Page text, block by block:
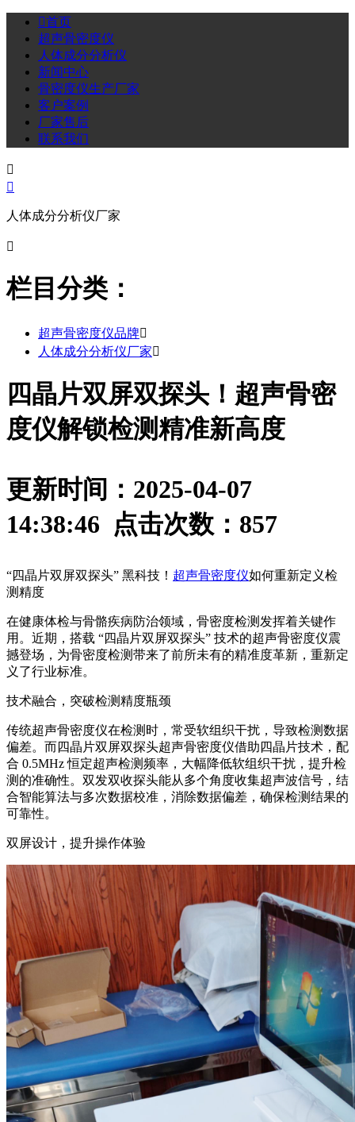
首页
超声骨密度仪
人体成分分析仪
新闻中心
骨密度仪生产厂家
客户案例
厂家售后
联系我们


人体成分分析仪厂家

栏目分类：
超声骨密度仪品牌
人体成分分析仪厂家
四晶片双屏双探头！超声骨密
度仪解锁检测精准新高度
更新时间：2025-04-07
14:38:46 点击次数： 857
“四晶片双屏双探头” 黑科技！ 超声骨密度仪如何重新定义检
测精度
在健康体检与骨骼疾病防治领域，骨密度检测发挥着关键作
用。近期，搭载 “四晶片双屏双探头” 技术的超声骨密度仪震
撼登场，为骨密度检测带来了前所未有的精准度革新，重新定
义了行业标准。
技术融合，突破检测精度瓶颈
传统超声骨密度仪在检测时，常受软组织干扰，导致检测数据
偏差。而四晶片双屏双探头超声骨密度仪借助四晶片技术，配
合 0.5MHz 恒定超声检测频率，大幅降低软组织干扰，提升检
测的准确性。双发双收探头能从多个角度收集超声波信号，结
合智能算法与多次数据校准，消除数据偏差，确保检测结果的
可靠性。
双屏设计，提升操作体验